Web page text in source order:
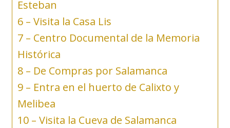
Esteban
6 – Visita la Casa Lis
7 – Centro Documental de la Memoria
Histórica
8 – De Compras por Salamanca
9 – Entra en el huerto de Calixto y
Melibea
10 – Visita la Cueva de Salamanca